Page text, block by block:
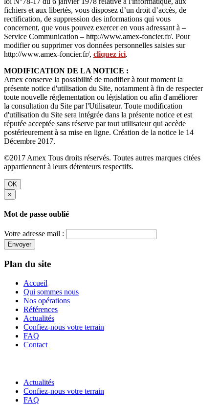
fichiers et aux libertés, vous disposez d’un droit d’accès, de
rectification, de suppression des informations qui vous
concernent, que vous pouvez exercer en vous adressant à –
Service Communication – http://www.amex-foncier.fr/. Pour
modifier ou supprimer vos données personnelles saisies sur
http://www.amex-foncier.fr/, cliquez ici.
MODIFICATION DE LA NOTICE :
Amex conserve la possibilité de modifier à tout moment la
présente notice d'utilisation du Site, notamment à fin de respecter
toute nouvelle réglementation ou législation ou afin d'améliorer
la consultation du Site par l'Utilisateur. Toute modification
d'utilisation du Site sera intégrée dans la présente notice et est
réputée acceptée sans réserve par tout utilisateur qui accède
postérieurement à sa mise en ligne. Création de la notice le 14
Décembre 2017.
©2017 Amex Tous droits réservés. Toutes autres marques citées
appartiennent à leurs détenteurs respectifs.
OK
×
Mot de passe oublié
Votre adresse mail :
Envoyer
Plan du site
Accueil
Qui sommes nous
Nos opérations
Références
Actualités
Confiez-nous votre terrain
FAQ
Contact
Actualités
Confiez-nous votre terrain
FAQ